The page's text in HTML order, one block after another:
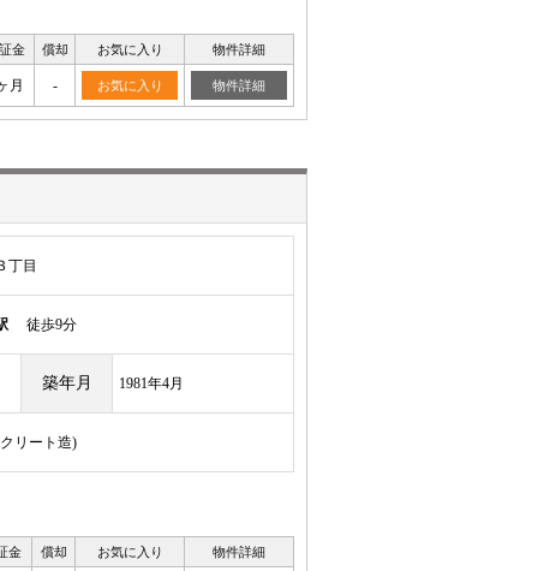
金 償却 お気に入り 物件詳細
月 - お気に入り 物件詳細
丁目
徒歩9分
築年月 1981年4月
リート造)
金 償却 お気に入り 物件詳細